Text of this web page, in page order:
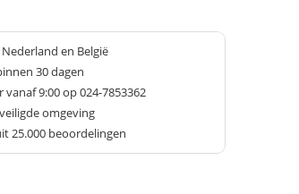
en België
30 dagen
9:00 op 024-7853362
omgeving
25.000 beoordelingen